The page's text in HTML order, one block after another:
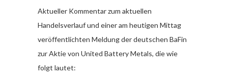
Aktueller Kommentar zum aktuellen
Handelsverlauf und einer am heutigen Mittag
veröffentlichten Meldung der deutschen BaFin
zur Aktie von United Battery Metals, die wie
folgt lautet: